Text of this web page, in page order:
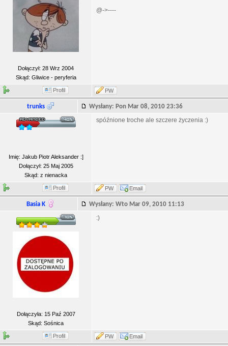
Dołączył: 28 Wrz 2004
Skąd: Gliwice - peryferia
@->----
Profil PW
trunks Wysłany: Pon Mar 08, 2010 23:36
Imię: Jakub Piotr Aleksander :]
Dołączył: 25 Maj 2005
Skąd: z nienacka
spóźnione troche ale szczere życzenia :)
Profil PW Email
Basia K Wysłany: Wto Mar 09, 2010 11:13
Dołączyła: 15 Paź 2007
Skąd: Sośnica
:)
Profil PW Email